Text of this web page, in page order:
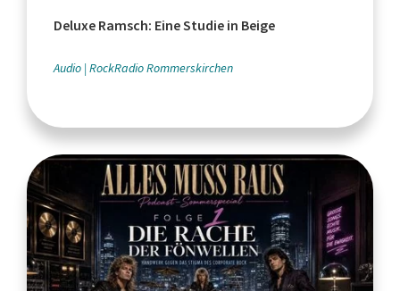
Deluxe Ramsch: Eine Studie in Beige
Audio RockRadio Rommerskirchen